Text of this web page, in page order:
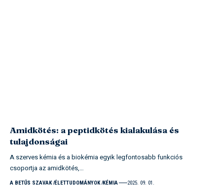
Amidkötés: a peptidkötés kialakulása és
tulajdonságai
A szerves kémia és a biokémia egyik legfontosabb funkciós
csoportja az amidkötés,…
A BETŰS SZAVAK ÉLETTUDOMÁNYOK KÉMIA 2025. 09. 01.